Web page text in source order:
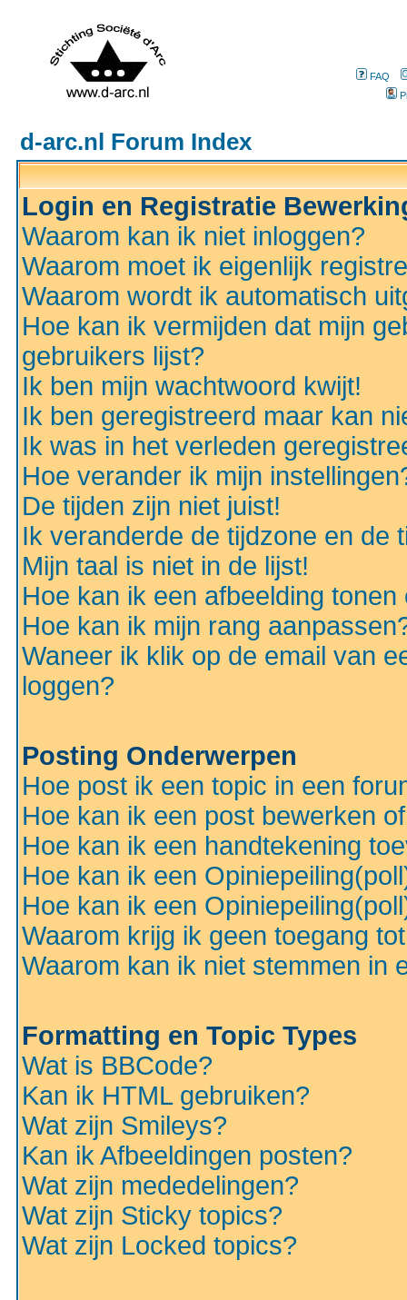
FAQ
d-arc.nl Forum Index
Login en Registratie
Waarom kan ik niet inloggen?
Waarom moet ik eigenlijk
Waarom wordt ik automatisch
Hoe kan ik vermijden dat mijn
gebruikers lijst?
Ik ben mijn wachtwoord kwijt!
Ik ben geregistreerd maar kan
Ik was in het verleden
Hoe verander ik mijn
De tijden zijn niet juist!
Ik veranderde de tijdzone en de
Mijn taal is niet in de lijst!
Hoe kan ik een afbeelding
Hoe kan ik mijn rang
Waneer ik klik op de email van
loggen?
Posting Onderwerpen
Hoe post ik een topic in een
Hoe kan ik een post bewerken
Hoe kan ik een handtekening
Hoe kan ik een
Hoe kan ik een
Waarom krijg ik geen toegang
Waarom kan ik niet stemmen in
Formatting en Topic Types
Wat is BBCode?
Kan ik HTML gebruiken?
Wat zijn Smileys?
Kan ik Afbeeldingen posten?
Wat zijn mededelingen?
Wat zijn Sticky topics?
Wat zijn Locked topics?